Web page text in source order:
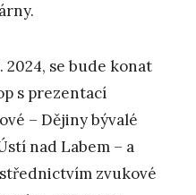
2024, se bude konat
s prezentací
– Dějiny bývalé
nad Labem – a
zvukové